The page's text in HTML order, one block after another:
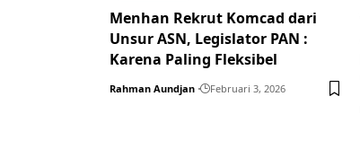
Menhan Rekrut Komcad dari
Unsur ASN, Legislator PAN :
Karena Paling Fleksibel
Rahman Aundjan Februari 3, 2026